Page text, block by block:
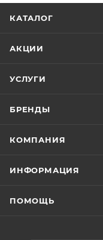
КАТАЛОГ
АКЦИИ
УСЛУГИ
БРЕНДЫ
КОМПАНИЯ
ИНФОРМАЦИЯ
ПОМОЩЬ